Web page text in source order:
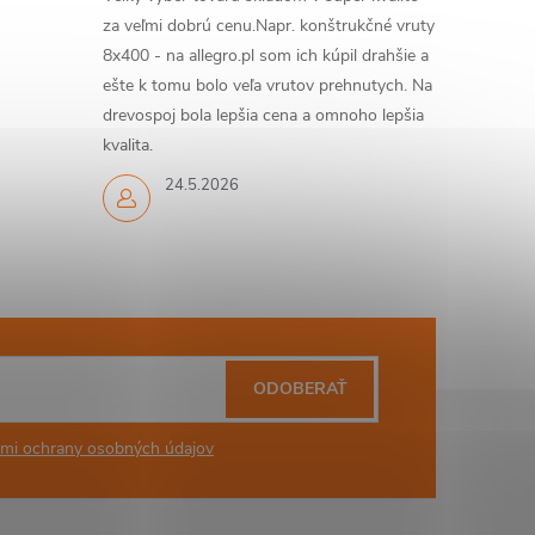
24.5.2026
za veľmi dobrú cenu.Napr. konštrukčné vruty
8x400 - na allegro.pl som ich kúpil drahšie a
ešte k tomu bolo veľa vrutov prehnutych. Na
drevospoj bola lepšia cena a omnoho lepšia
kvalita.
ochrany osobných údajov
ODOBERAŤ